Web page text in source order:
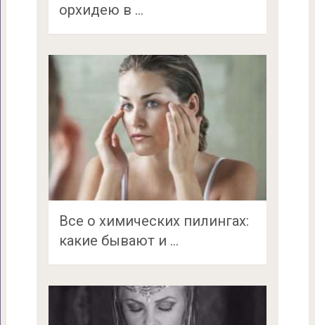
орхидею в …
Все о химических пилингах:
какие бывают и …